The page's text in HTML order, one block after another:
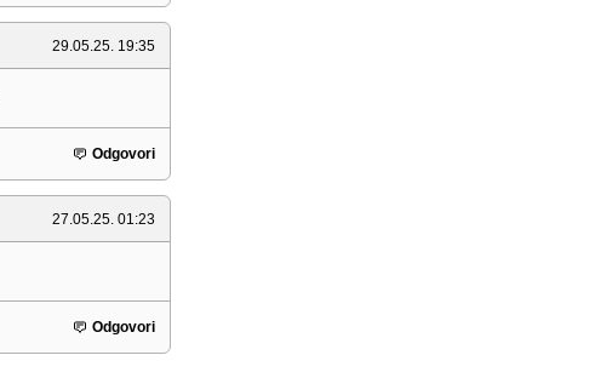
29.05.25. 19:35
Odgovori
27.05.25. 01:23
Odgovori